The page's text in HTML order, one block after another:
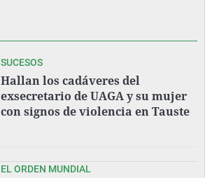
SUCESOS
Hallan los cadáveres del
exsecretario de UAGA y su mujer
con signos de violencia en Tauste
EL ORDEN MUNDIAL